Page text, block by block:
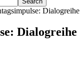
Dialogreihe
Dialogreihe